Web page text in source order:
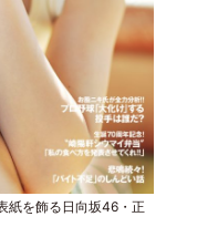
紙を飾る日向坂46・正